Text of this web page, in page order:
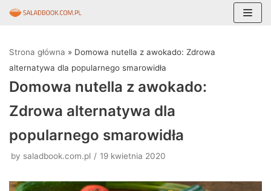
do
treści
Strona główna » Domowa nutella z awokado: Zdrowa
alternatywa dla popularnego smarowidła
Domowa nutella z awokado:
Zdrowa alternatywa dla
popularnego smarowidła
by saladbook.com.pl 19 kwietnia 2020